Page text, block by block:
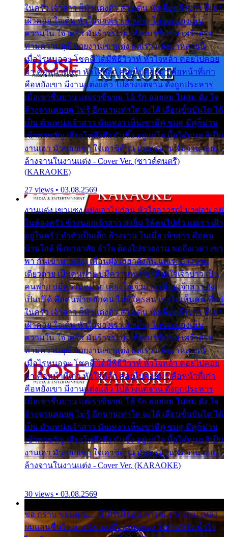
ในครัว เจ้าสาว ก็มัวแต่งตัว สวยเด่น นั่งเคียงเจ้าบ่าว ที่เขา
เฝ้าคอย ใจเต้น หัวใจของเรา ลำเค็ญ ใครจะมองเห็น
ความใน ใจ เศร้า มันร้าวระบม ต้องมาขื่นขม เศร้าตรม
ท่ามความสุขี ช่วยงานเขาแต่ง แต่เรา แล้งมาหลายปี
เมื่อไรหนอจะ โชคดี ได้มีพิธีวิวาห์ หัวใจหล้า คอยไปคอย
มา คือหน้าที่เก่า หัวใจหล้า คอยไปคอยมา คือหน้าที่เก่า
คือหยังเขา มีงานแต่งแล้ว ไปล้างแต่จาน ดั่งถูกประหาร
เมื่อเขาชื่นบาน แต่เราขื่นขม โอ้ รัก ลอยลม ไม่สม ดัง ใจ
ล้างจานคอยคู่ ไม่รู้ อีกนานเท่าใด จะได้ เลื่อนขั้นบันได ได้
เป็น ตำแหน่งเจ้าสาว มันเหงา เห็นเขามีคู่ ซมดู มีคู่ก็ม่วน
เข้าพาขวัญ เสียงโห่ตึงตึง มันซึ้ง อยู่แก่ใจ มื้อใด๋หนอ สิเป็น
งานเฮา มัวซอยเขา ใจเฮาซิด้าน มันทรมาน จับจาน เอย…
ล้างจานในงานแต่ง - Cover Ver. (ซาวด์ดนตรี)
(KARAOKE)
27 views • 03.08.2569
งานแต่ง เขาแซง แย่งเอาไปก่อน หัวใจอาวรณ์ มาซ่อน อยู่
ในห้องครัว ข้างนอกเจ้าสาว ส่งยิ้ม ให้คนไปทั่ว แต่เรา เฝ้า
อยู่ในครัว ทำตัวเป็นเด็ก ล้างจาน ในเมื่อ เจ้าสาว คือคน
บ้านใกล้ พึ่งพาอาศัย จำใจ ต้องไปช่วยงาน พอถึงเวลา เขา
พา กันเข้าพาขวัญ เพื่อนฝูง เฮฮาดังลั่น แต่เราล้างจาน
เดียวดาย เป็นคนพ่าย บ่มีความหมาย เคียงใจเจ้าบ่าว เป็น
คนพ่าย บ่มีความหมาย เคียงใจเจ้าบ่าว เพื่อนเจ้าสาว ยัง
เป็นบ่ได้ คือคนพ่าย ฮักคน ไม่มีใครสน เขาไม่เห็นคน ที่อยู่
ในครัว เจ้าสาว ก็มัวแต่งตัว สวยเด่น นั่งเคียงเจ้าบ่าว ที่เขา
เฝ้าคอย ใจเต้น หัวใจของเรา ลำเค็ญ ใครจะมองเห็น
ความใน ใจ เศร้า มันร้าวระบม ต้องมาขื่นขม เศร้าตรม
ท่ามความสุขี ช่วยงานเขาแต่ง แต่เรา แล้งมาหลายปี
เมื่อไรหนอจะ โชคดี ได้มีพิธีวิวาห์ หัวใจหล้า คอยไปคอย
มา คือหน้าที่เก่า หัวใจหล้า คอยไปคอยมา คือหน้าที่เก่า
คือหยังเขา มีงานแต่งแล้ว ไปล้างแต่จาน ดั่งถูกประหาร
เมื่อเขาชื่นบาน แต่เราขื่นขม โอ้ รัก ลอยลม ไม่สม ดัง ใจ
ล้างจานคอยคู่ ไม่รู้ อีกนานเท่าใด จะได้ เลื่อนขั้นบันได ได้
เป็น ตำแหน่งเจ้าสาว มันเหงา เห็นเขามีคู่ ซมดู มีคู่ก็ม่วน
เข้าพาขวัญ เสียงโห่ตึงตึง มันซึ้ง อยู่แก่ใจ มื้อใด๋หนอ สิเป็น
งานเฮา มัวซอยเขา ใจเฮาซิด้าน มันทรมาน จับจาน เอย…
ล้างจานในงานแต่ง - Cover Ver. (KARAOKE)
30 views • 03.08.2569
ขอ กราบ ขอบคุณ.... ที่ได้รับไออุ่น การุณ จากแฟน เพลง
ผมแสนชื่นใจ หายวังเวง เมื่อแฟนเพลง ให้กำลังใจ น้ำใจ